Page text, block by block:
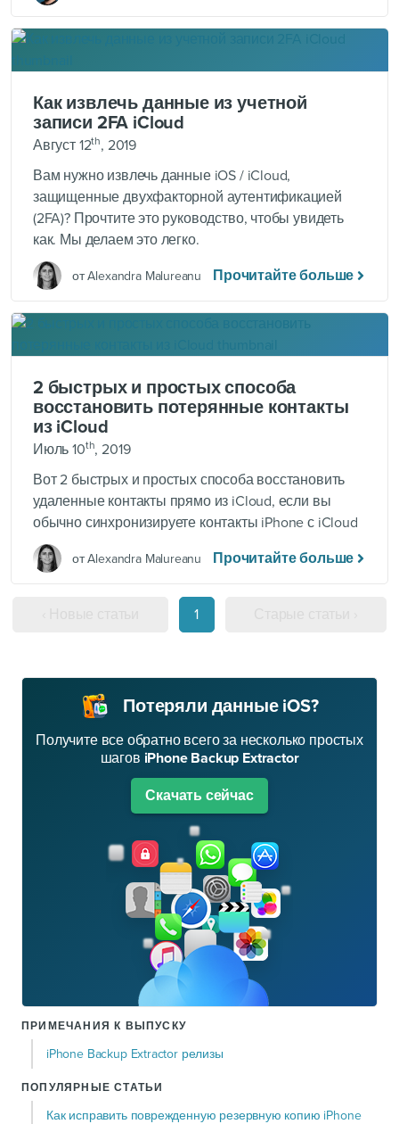
Как извлечь данные из учетной
записи 2FA iCloud
Август 12th, 2019
Вам нужно извлечь данные iOS / iCloud,
защищенные двухфакторной аутентификацией
(2FA)? Прочтите это руководство, чтобы увидеть
как. Мы делаем это легко.
от Alexandra Malureanu Прочитайте больше
2 быстрых и простых способа
восстановить потерянные контакты
из iCloud
Июль 10th, 2019
Вот 2 быстрых и простых способа восстановить
удаленные контакты прямо из iCloud, если вы
обычно синхронизируете контакты iPhone с iCloud
от Alexandra Malureanu Прочитайте больше
1
Потеряли данные iOS?
Получите все обратно всего за несколько простых
шагов iPhone Backup Extractor
Скачать сейчас
ПРИМЕЧАНИЯ К ВЫПУСКУ
iPhone Backup Extractor релизы
ПОПУЛЯРНЫЕ СТАТЬИ
Как исправить поврежденную резервную копию iPhone